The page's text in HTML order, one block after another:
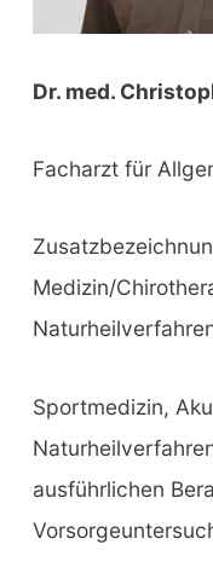
Dr. med.
Facharzt für
Medizin/
Sportmedizin,
ausführlichen